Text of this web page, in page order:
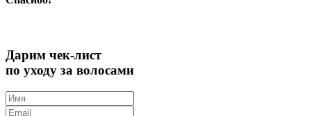
Дарим чек-лист
по уходу за волосами